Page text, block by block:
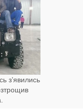
з’явились